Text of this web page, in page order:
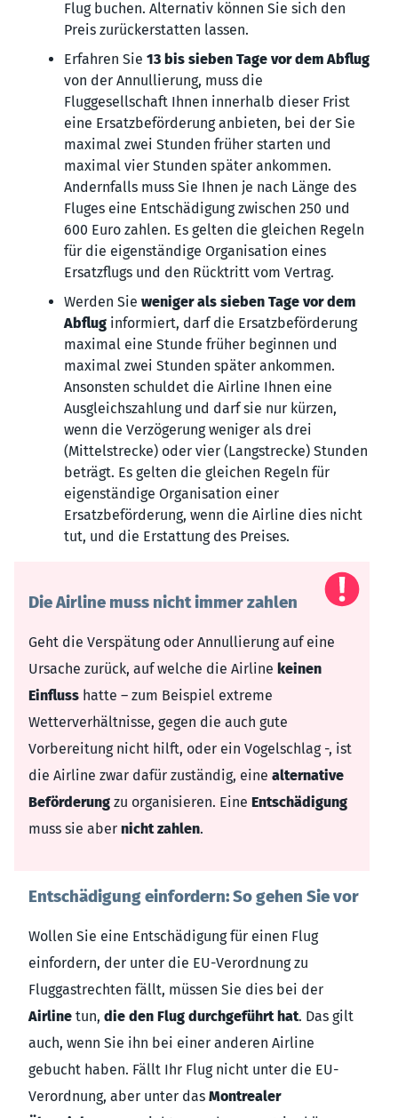
Flug buchen. Alternativ können Sie sich den
Preis zurückerstatten lassen.
Erfahren Sie 13 bis sieben Tage vor dem Abflug
von der Annullierung, muss die
Fluggesellschaft Ihnen innerhalb dieser Frist
eine Ersatzbeförderung anbieten, bei der Sie
maximal zwei Stunden früher starten und
maximal vier Stunden später ankommen.
Andernfalls muss Sie Ihnen je nach Länge des
Fluges eine Entschädigung zwischen 250 und
600 Euro zahlen. Es gelten die gleichen Regeln
für die eigenständige Organisation eines
Ersatzflugs und den Rücktritt vom Vertrag.
Werden Sie weniger als sieben Tage vor dem
Abflug informiert, darf die Ersatzbeförderung
maximal eine Stunde früher beginnen und
maximal zwei Stunden später ankommen.
Ansonsten schuldet die Airline Ihnen eine
Ausgleichszahlung und darf sie nur kürzen,
wenn die Verzögerung weniger als drei
(Mittelstrecke) oder vier (Langstrecke) Stunden
beträgt. Es gelten die gleichen Regeln für
eigenständige Organisation einer
Ersatzbeförderung, wenn die Airline dies nicht
tut, und die Erstattung des Preises.
Die Airline muss nicht immer zahlen
Geht die Verspätung oder Annullierung auf eine
Ursache zurück, auf welche die Airline keinen
Einfluss hatte – zum Beispiel extreme
Wetterverhältnisse, gegen die auch gute
Vorbereitung nicht hilft, oder ein Vogelschlag -, ist
die Airline zwar dafür zuständig, eine alternative
Beförderung zu organisieren. Eine Entschädigung
muss sie aber nicht zahlen.
Entschädigung einfordern: So gehen Sie vor
Wollen Sie eine Entschädigung für einen Flug
einfordern, der unter die EU-Verordnung zu
Fluggastrechten fällt, müssen Sie dies bei der
Airline tun, die den Flug durchgeführt hat. Das gilt
auch, wenn Sie ihn bei einer anderen Airline
gebucht haben. Fällt Ihr Flug nicht unter die EU-
Verordnung, aber unter das Montrealer